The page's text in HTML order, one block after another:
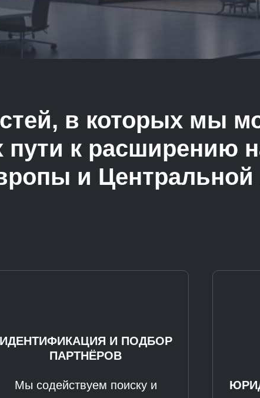
в которых мы
пути к расширению
и Центральной
ИДЕНТИФИКАЦИЯ И ПОДБОР
ПАРТНЁРОВ
Мы содействуем поиску и